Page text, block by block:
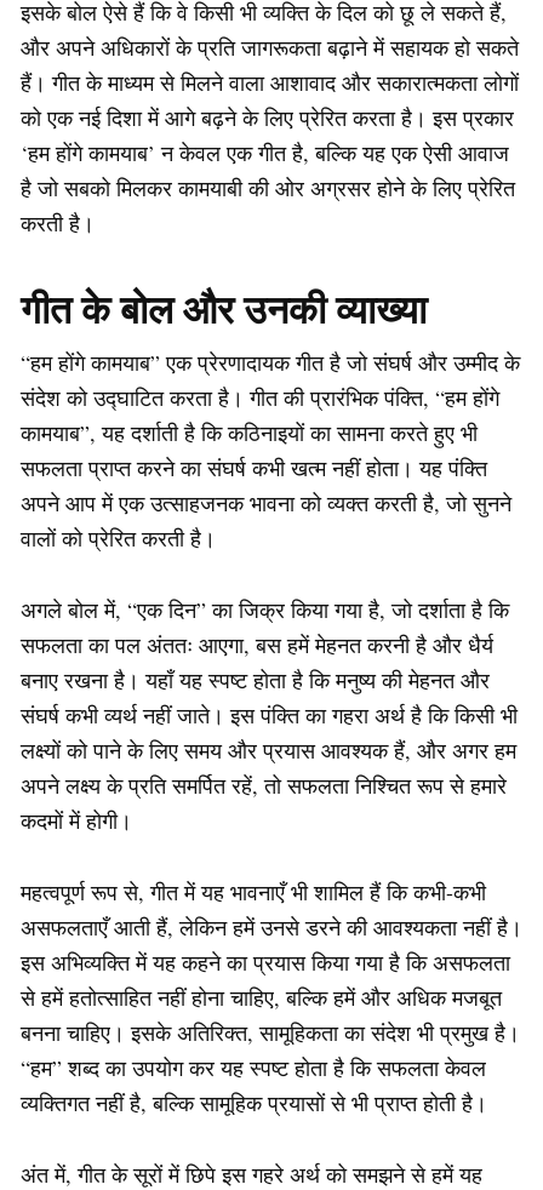
इसके बोल ऐसे हैं कि वे किसी भी व्यक्ति के दिल को छू ले सकते हैं,
और अपने अधिकारों के प्रति जागरूकता बढ़ाने में सहायक हो सकते
हैं। गीत के माध्यम से मिलने वाला आशावाद और सकारात्मकता लोगों
को एक नई दिशा में आगे बढ़ने के लिए प्रेरित करता है। इस प्रकार
‘हम होंगे कामयाब’ न केवल एक गीत है, बल्कि यह एक ऐसी आवाज
है जो सबको मिलकर कामयाबी की ओर अग्रसर होने के लिए प्रेरित
करती है।
गीत के बोल और उनकी व्याख्या
“हम होंगे कामयाब” एक प्रेरणादायक गीत है जो संघर्ष और उम्मीद के
संदेश को उद्घाटित करता है। गीत की प्रारंभिक पंक्ति, “हम होंगे
कामयाब”, यह दर्शाती है कि कठिनाइयों का सामना करते हुए भी
सफलता प्राप्त करने का संघर्ष कभी खत्म नहीं होता। यह पंक्ति
अपने आप में एक उत्साहजनक भावना को व्यक्त करती है, जो सुनने
वालों को प्रेरित करती है।
अगले बोल में, “एक दिन” का जिक्र किया गया है, जो दर्शाता है कि
सफलता का पल अंततः आएगा, बस हमें मेहनत करनी है और धैर्य
बनाए रखना है। यहाँ यह स्पष्ट होता है कि मनुष्य की मेहनत और
संघर्ष कभी व्यर्थ नहीं जाते। इस पंक्ति का गहरा अर्थ है कि किसी भी
लक्ष्यों को पाने के लिए समय और प्रयास आवश्यक हैं, और अगर हम
अपने लक्ष्य के प्रति समर्पित रहें, तो सफलता निश्चित रूप से हमारे
कदमों में होगी।
महत्वपूर्ण रूप से, गीत में यह भावनाएँ भी शामिल हैं कि कभी-कभी
असफलताएँ आती हैं, लेकिन हमें उनसे डरने की आवश्यकता नहीं है।
इस अभिव्यक्ति में यह कहने का प्रयास किया गया है कि असफलता
से हमें हतोत्साहित नहीं होना चाहिए, बल्कि हमें और अधिक मजबूत
बनना चाहिए। इसके अतिरिक्त, सामूहिकता का संदेश भी प्रमुख है।
“हम” शब्द का उपयोग कर यह स्पष्ट होता है कि सफलता केवल
व्यक्तिगत नहीं है, बल्कि सामूहिक प्रयासों से भी प्राप्त होती है।
अंत में, गीत के सूरों में छिपे इस गहरे अर्थ को समझने से हमें यह